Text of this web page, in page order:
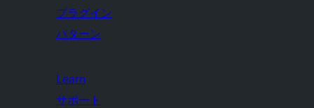
プラグイン
パターン
Learn
サポート